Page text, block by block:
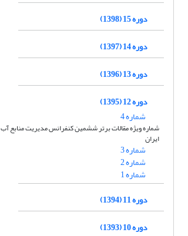
دوره 15 (1398)
دوره 14 (1397)
دوره 13 (1396)
دوره 12 (1395)
شماره 4
شماره ویژه مقالات برتر ششمین کنفرانس مدیریت منابع آب
ایران
شماره 3
شماره 2
شماره 1
دوره 11 (1394)
دوره 10 (1393)